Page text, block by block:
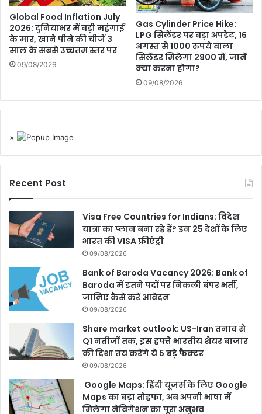
Global Food Inflation July
2026: दुनियाभर में बड़ी महंगाई
के मार, खाने पीने की चीजें 3
साल के सबसे उच्चतम स्तर पर
09/08/2026
Gas Cylinder Price Hike:
LPG सिलेंडर पर बड़ा अपडेट, 16
अगस्त से 1000 रुपये वाला
सिलेंडर मिलेगा 2900 में, जानें
क्या करना होगा?
09/08/2026
×
Recent Post
Visa Free Countries for Indians: विदेश
यात्रा का प्लान बना रहे हैं? इन 25 देशों के लिए
भारत की VISA फ्रीएंट्री
09/08/2026
Bank of Baroda Vacancy 2026: Bank of
Baroda में इतने पदों पर निकली बंपर भर्ती,
जानिए कैसे करें आवेदन
09/08/2026
Share market outlook: US-Iran तनाव से
Q1 नतीजों तक, इस हफ्ते भारतीय शेयर बाजार
की दिशा तय करेंगे ये 5 बड़े फैक्टर
09/08/2026
Google Maps: हिंदी यूजर्स के लिए Google
Maps का बड़ा तोहफा, अब अपनी भाषा में
मिलेगा नेविगेशन का पूरा अनुभव